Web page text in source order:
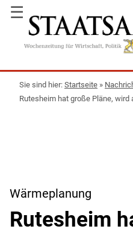
☰
Startseite »
Rutesheim hat große Pläne,
Wärmeplanung
Rutesheim